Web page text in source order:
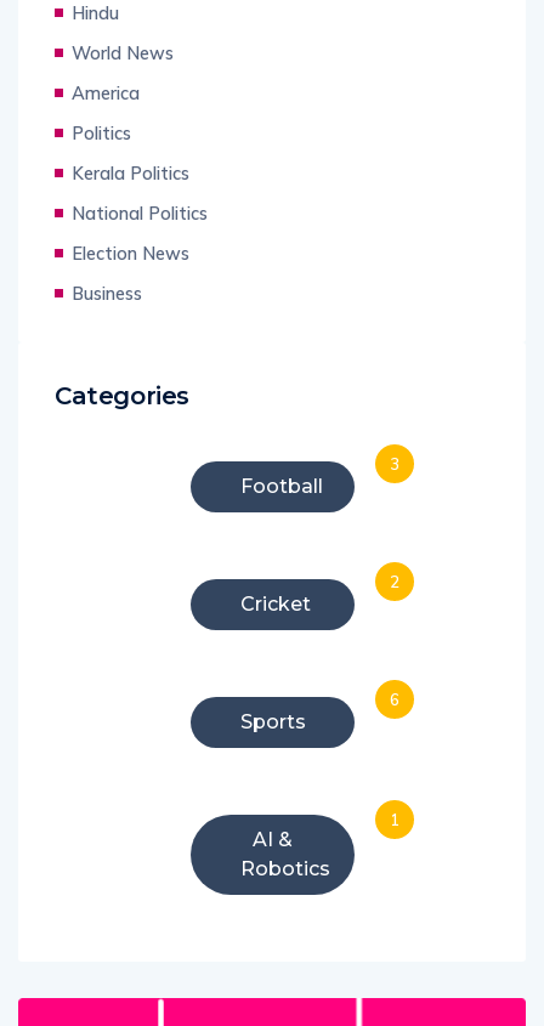
Hindu
World News
America
Politics
Kerala Politics
National Politics
Election News
Business
Categories
Football
3
Cricket
2
Sports
6
AI &
Robotics
1